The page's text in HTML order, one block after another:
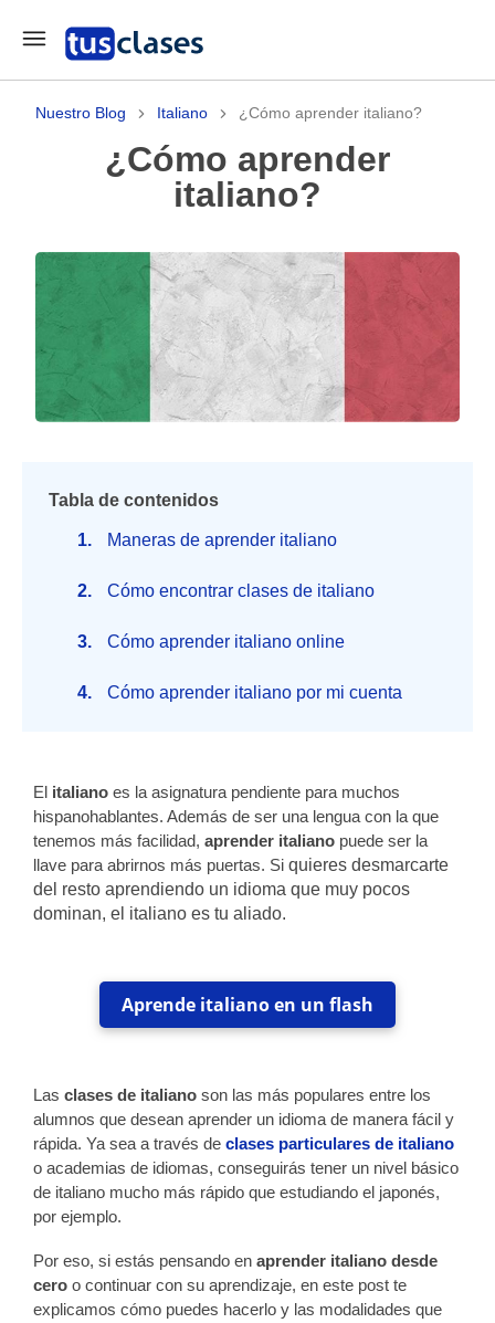
Nuestro Blog Italiano ¿Cómo aprender italiano?
¿Cómo aprender
italiano?
Tabla de contenidos
Maneras de aprender italiano
Cómo encontrar clases de italiano
Cómo aprender italiano online
Cómo aprender italiano por mi cuenta
El italiano es la asignatura pendiente para muchos
hispanohablantes. Además de ser una lengua con la que
tenemos más facilidad, aprender italiano puede ser la
llave para abrirnos más puertas. Si quieres desmarcarte
del resto aprendiendo un idioma que muy pocos
dominan, el italiano es tu aliado.
Aprende italiano en un flash
Las clases de italiano son las más populares entre los
alumnos que desean aprender un idioma de manera fácil y
rápida. Ya sea a través de clases particulares de italiano
o academias de idiomas, conseguirás tener un nivel básico
de italiano mucho más rápido que estudiando el japonés,
por ejemplo.
Por eso, si estás pensando en aprender italiano desde
cero o continuar con su aprendizaje, en este post te
explicamos cómo puedes hacerlo y las modalidades que